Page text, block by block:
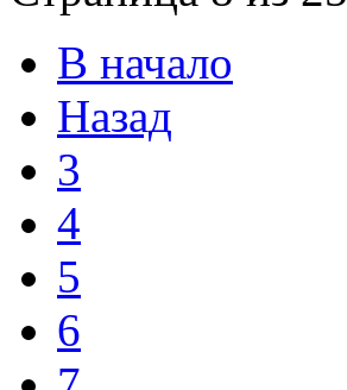
В начало
Назад
3
4
5
6